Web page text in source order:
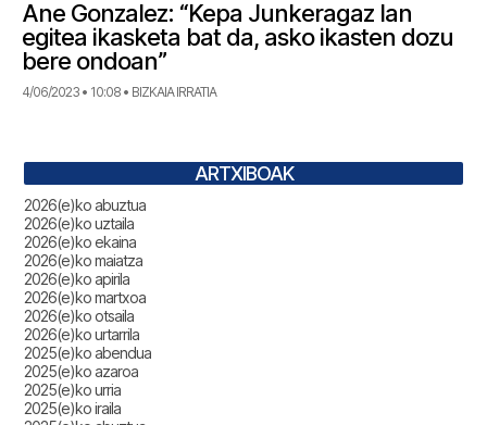
Ane Gonzalez: “Kepa Junkeragaz lan
egitea ikasketa bat da, asko ikasten dozu
bere ondoan”
4/06/2023 • 10:08 • BIZKAIA IRRATIA
ARTXIBOAK
2026(e)ko abuztua
2026(e)ko uztaila
2026(e)ko ekaina
2026(e)ko maiatza
2026(e)ko apirila
2026(e)ko martxoa
2026(e)ko otsaila
2026(e)ko urtarrila
2025(e)ko abendua
2025(e)ko azaroa
2025(e)ko urria
2025(e)ko iraila